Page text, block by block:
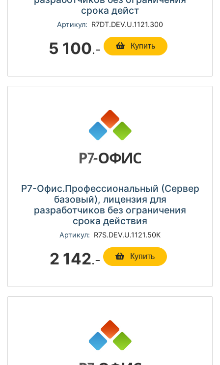
срока дейст
Артикул: R7DT.DEV.U.1121.300
5 100.- Купить
Р7-Офис.Профессиональный (Сервер
базовый), лицензия для
разработчиков без ограничения
срока действия
Артикул: R7S.DEV.U.1121.50К
2 142.- Купить